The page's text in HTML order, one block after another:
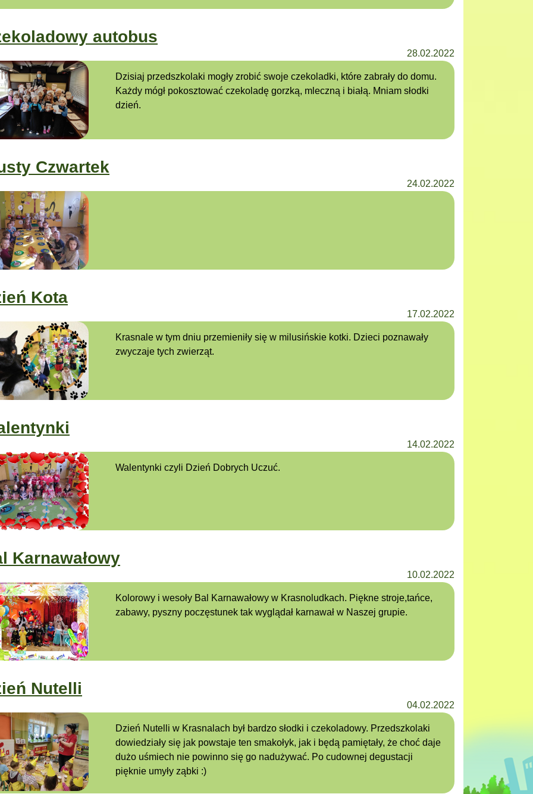
autobus
28.02.2022
Dzisiaj przedszkolaki mogły zrobić swoje czekoladki, które zabrały do domu.
Każdy mógł pokosztować czekoladę gorzką, mleczną i białą. Mniam słodki
dzień.
Czwartek
24.02.2022
Kota
17.02.2022
Krasnale w tym dniu przemieniły się w milusińskie kotki. Dzieci poznawały
zwyczaje tych zwierząt.
14.02.2022
Walentynki czyli Dzień Dobrych Uczuć.
Karnawałowy
10.02.2022
Kolorowy i wesoły Bal Karnawałowy w Krasnoludkach. Piękne stroje,tańce,
zabawy, pyszny poczęstunek tak wyglądał karnawał w Naszej grupie.
Nutelli
04.02.2022
Dzień Nutelli w Krasnalach był bardzo słodki i czekoladowy. Przedszkolaki
dowiedziały się jak powstaje ten smakołyk, jak i będą pamiętały, że choć daje
dużo uśmiech nie powinno się go nadużywać. Po cudownej degustacji
pięknie umyły ząbki :)